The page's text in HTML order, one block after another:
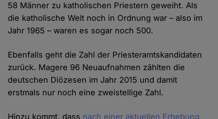
58 Männer zu katholischen Priestern geweiht. Als
die katholische Welt noch in Ordnung war – also im
Jahr 1965 – waren es sogar noch 500.
Ebenfalls geht die Zahl der Priesteramtskandidaten
zurück. Magere 96 Neuaufnahmen zählten die
deutschen Diözesen im Jahr 2015 und damit
erstmals nur noch eine zweistellige Zahl.
Hinzu kommt, dass nach einer aktuellen Erhebung